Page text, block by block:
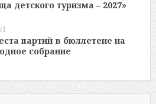
детского туризма – 2027»
партий в бюллетене на
собрание